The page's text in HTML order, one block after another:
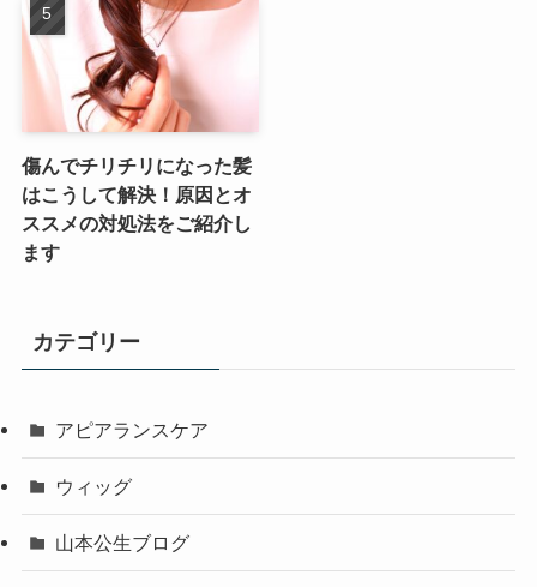
傷んでチリチリになった髪
はこうして解決！原因とオ
ススメの対処法をご紹介し
ます
カテゴリー
アピアランスケア
ウィッグ
山本公生ブログ